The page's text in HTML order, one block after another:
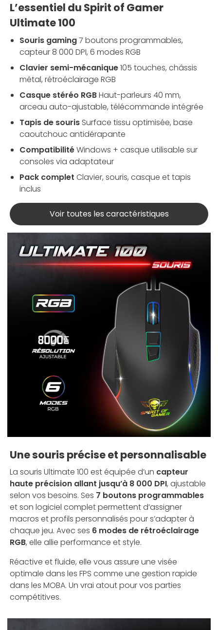
L’essentiel du Spirit of Gamer
Ultimate 100
Souris gaming7 boutons programmables,
capteur 8 000 DPI, 6 modes RGB
Clavier semi-mécanique105 touches, châssis
métal, rétroéclairage RGB
Casque stéréo RGBHaut-parleurs 40 mm,
arceau auto-ajustable, télécommande intégrée
Tapis de souris Surface tissu optimisée, base
caoutchouc antidérapante
CompatibilitéWindows + casque utilisable sur
consoles via adaptateur
Pack complet Clavier, souris, casque et tapis
inclus
Voir toutes les caractéristiques
Une souris précise et personnalisable
La souris Ultimate 100 est équipée d’un capteur
haute précision allant jusqu’à 8 000 DPI, ajustable
selon vos besoins. Ses 7 boutons programmables
et son logiciel complet permettent d’assigner
macros et profils personnalisés pour s’adapter à
chaque jeu. Avec ses 6 modes de rétroéclairage
RGB, elle allie performance et style.
Réactive et fluide, elle vous assure une visée
optimale dans les FPS comme une gestion rapide
dans les MOBA. Un vrai atout pour vos parties
compétitives.